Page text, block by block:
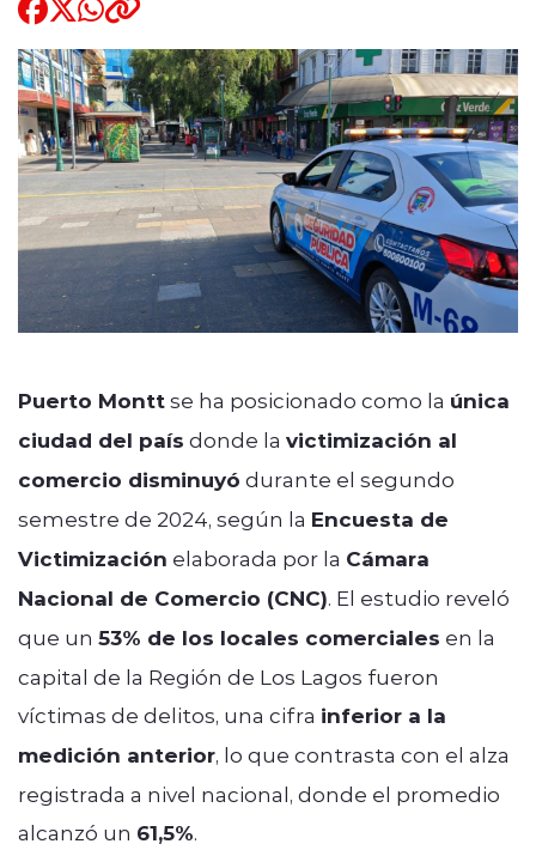
Puerto Monttse ha posicionado como la única
ciudad del país donde la victimización al
comercio disminuyó durante el segundo
semestre de 2024, según la Encuesta de
Victimización elaborada por la Cámara
Nacional de Comercio (CNC). El estudio reveló
que un 53% de los locales comerciales en la
capital de la Región de Los Lagos fueron
víctimas de delitos, una cifra inferior a la
medición anterior, lo que contrasta con el alza
registrada a nivel nacional, donde el promedio
alcanzó un 61,5%.